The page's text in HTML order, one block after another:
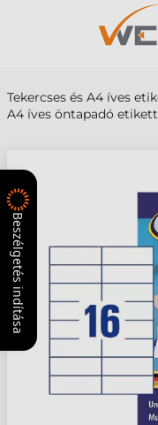
Tekercses és A4 íves
A4 íves öntapadó
Beszélgetés indítása